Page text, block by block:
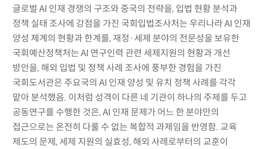
글로벌 AI 인재 경쟁의 구조와 중국의 전략을, 입법 현황 분석과
정책 실태 조사에 강점을 가진 국회입법조사처는 우리나라 AI 인재
양성 체계의 현황과 한계를, 재정·세제 분야의 전문성을 보유한
국회예산정책처는 AI 연구인력 관련 세제지원의 현황과 개선
방안을, 해외 입법 및 정책 사례 조사에 풍부한 경험을 가진
국회도서관은 주요국의 AI 인재 양성 및 유치 정책 사례를 각각
맡아 분석했음. 이처럼 성격이 다른 네 기관이 하나의 주제를 두고
공동연구를 수행한 것은, AI 인재 문제가 어느 한 분야만의
접근으로는 온전히 다룰 수 없는 복합적 과제임을 반영함. 교육
제도의 문제, 세제 지원의 실효성, 해외 사례로부터의 교훈이